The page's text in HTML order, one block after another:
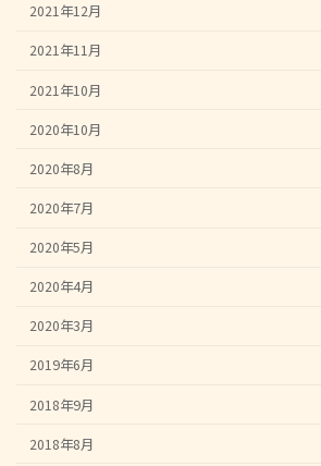
2021年12月
2021年11月
2021年10月
2020年10月
2020年8月
2020年7月
2020年5月
2020年4月
2020年3月
2019年6月
2018年9月
2018年8月